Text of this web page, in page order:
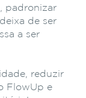
padronizar
de ser
a ser
reduzir
FlowUp e